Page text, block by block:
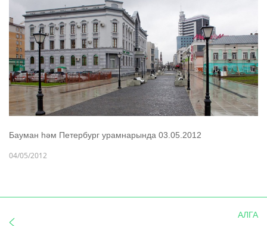
Бауман һәм Петербург урамнарында 03.05.2012
04/05/2012
АЛГА